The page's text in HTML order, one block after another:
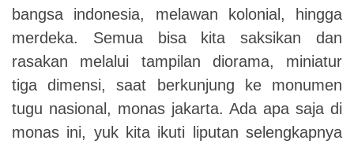
bangsa indonesia, melawan kolonial, hingga
merdeka. Semua bisa kita saksikan dan
rasakan melalui tampilan diorama, miniatur
tiga dimensi, saat berkunjung ke monumen
tugu nasional, monas jakarta. Ada apa saja di
monas ini, yuk kita ikuti liputan selengkapnya